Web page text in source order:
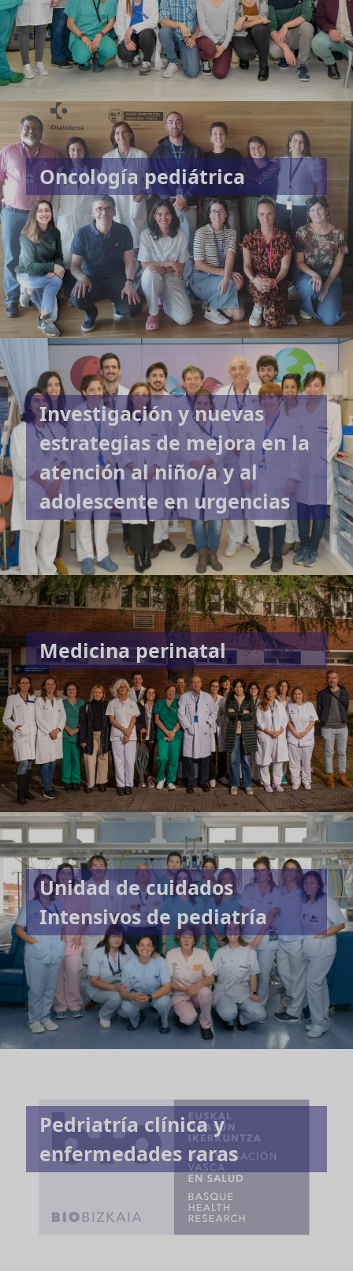
Oncología pediátrica
Investigación y nuevas
estrategias de mejora en la
atención al niño/a y al
adolescente en urgencias
Medicina perinatal
Unidad de cuidados
Intensivos de pediatría
Pedriatría clínica y
enfermedades raras